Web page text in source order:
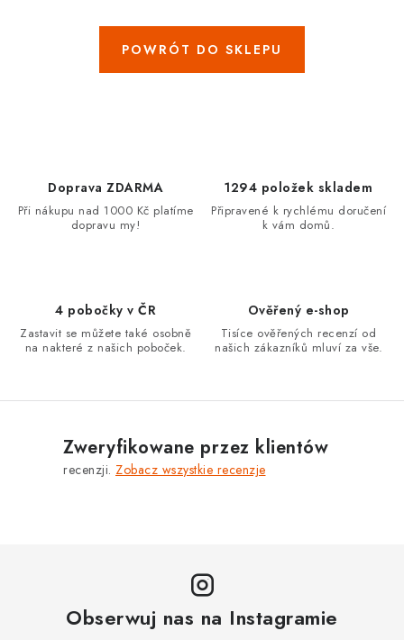
Obchodní podmínky
Kontakty
POWRÓT DO SKLEPU
Doprava ZDARMA
Při nákupu nad 1000 Kč platíme
dopravu my!
1294 položek skladem
Připravené k rychlému doručení
k vám domů.
4 pobočky v ČR
Zastavit se můžete také osobně
na nakteré z našich poboček.
Ověřený e-shop
Tisíce ověřených recenzí od
našich zákazníků mluví za vše.
Zweryfikowane przez klientów
recenzji. Zobacz wszystkie recenzje
Obserwuj nas na Instagramie